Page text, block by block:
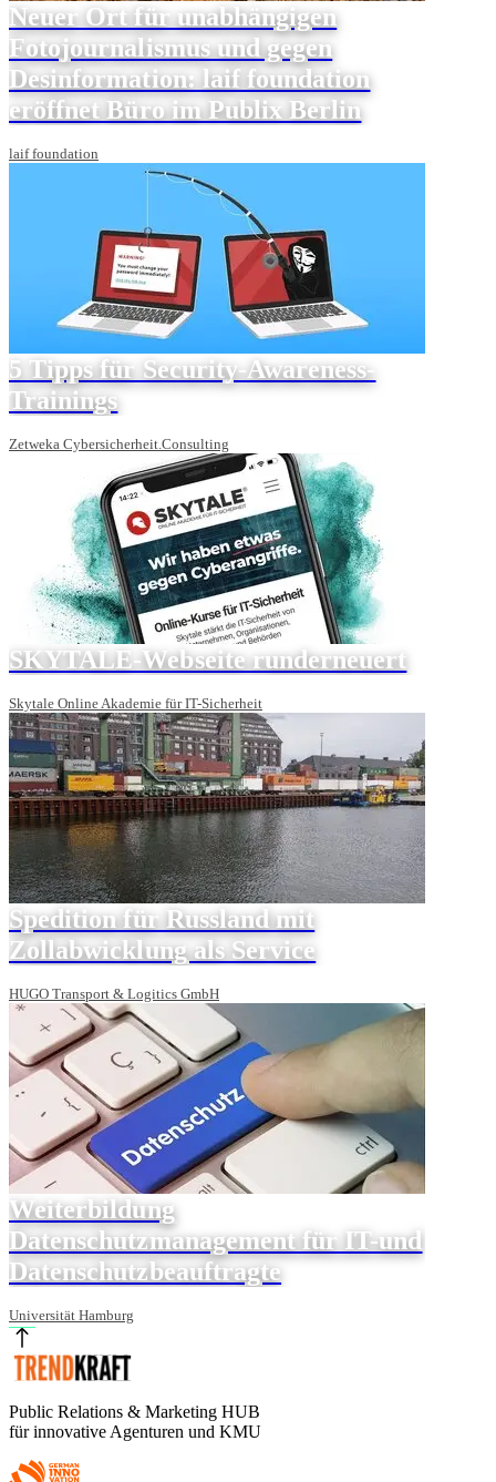
Neuer Ort für unabhängigen
Fotojournalismus und gegen
Desinformation: laif foundation
eröffnet Büro im Publix Berlin
laif foundation
5 Tipps für Security-Awareness-
Trainings
Zetweka Cybersicherheit.Consulting
SKYTALE-Webseite runderneuert
Skytale Online Akademie für IT-Sicherheit
Spedition für Russland mit
Zollabwicklung als Service
HUGO Transport & Logitics GmbH
Weiterbildung
Datenschutzmanagement für IT-und
Datenschutzbeauftragte
Universität Hamburg
Public Relations & Marketing HUB
für innovative Agenturen und KMU